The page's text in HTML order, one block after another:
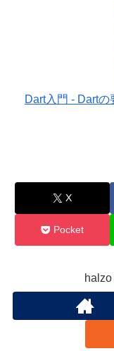
Dart入門 - Dart
X
Pocket